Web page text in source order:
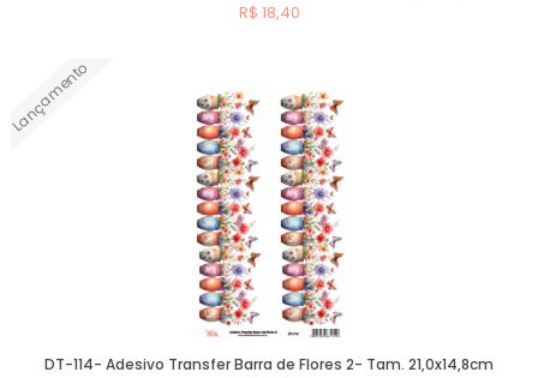
R$ 18,40
Lançamento
DT-114- Adesivo Transfer Barra de Flores 2- Tam. 21,0x14,8cm